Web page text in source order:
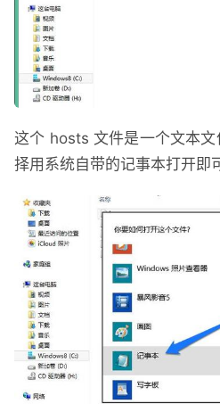
这个 hosts 文件是一个文本
择用系统自带的记事本打开即